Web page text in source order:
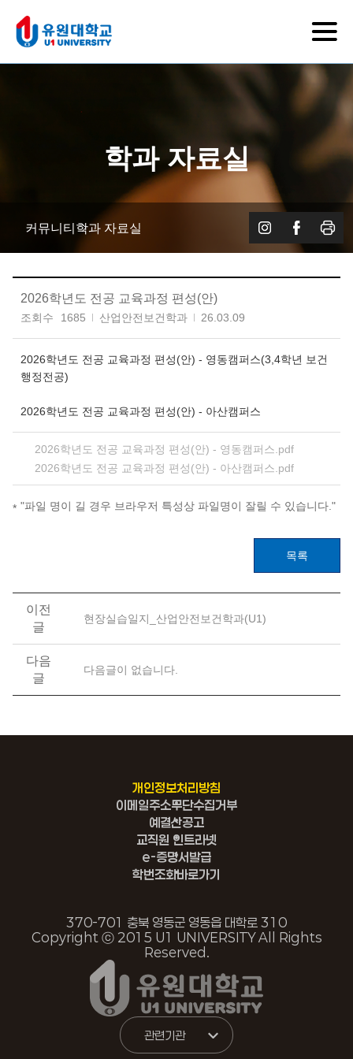
학과 자료실
커뮤니티 학과 자료실
2026학년도 전공 교육과정 편성(안)
조회수 1685 산업안전보건학과 26.03.09
2026학년도 전공 교육과정 편성(안) - 영동캠퍼스(3,4학년 보건
행정전공)
2026학년도 전공 교육과정 편성(안) - 아산캠퍼스
2026학년도 전공 교육과정 편성(안) - 영동캠퍼스.pdf
2026학년도 전공 교육과정 편성(안) - 아산캠퍼스.pdf
"파일 명이 길 경우 브라우저 특성상 파일명이 잘릴 수 있습니다."
목록
이전
글
현장실습일지_산업안전보건학과(U1)
다음
글
다음글이 없습니다.
개인정보처리방침
이메일주소무단수집거부
예결산공고
교직원 인트라넷
e-증명서발급
학번조회바로가기
370-701 충북 영동군 영동읍 대학로 310
Copyright ⓒ 2015 U1 UNIVERSITY All Rights
Reserved.
관련기관